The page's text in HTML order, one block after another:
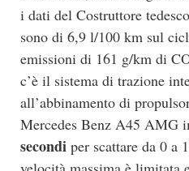
i dati del Costruttore
sono di 6,9 l/100 km sul
emissioni di 161 g/km di
c’è il sistema di trazione
all’abbinamento di
Mercedes Benz A45 AMG
secondi per scattare da 0 a